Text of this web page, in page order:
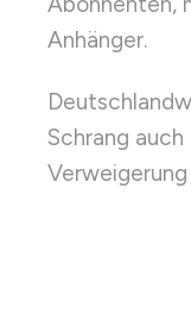
Anhänger.
Schrang